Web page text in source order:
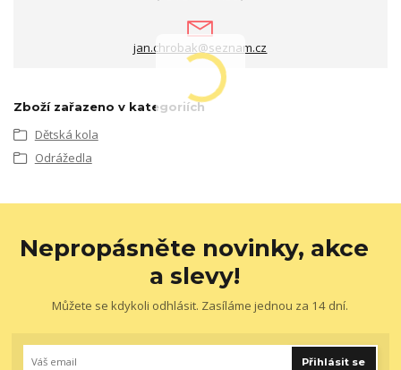
jan.chrobak@seznam.cz
Zboží zařazeno v kategoriích
Dětská kola
Odrážedla
Nepropásněte novinky, akce
a slevy!
Můžete se kdykoli odhlásit. Zasíláme jednou za 14 dní.
Přihlásit se